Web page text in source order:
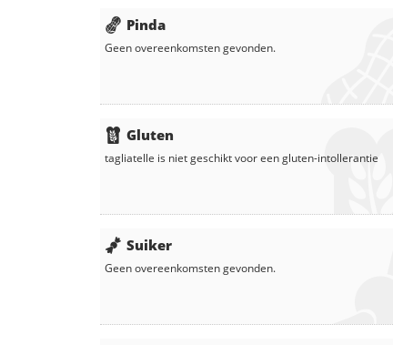
Pinda
Geen overeenkomsten gevonden.
Gluten
tagliatelle is niet geschikt voor een gluten-intollerantie
Suiker
Geen overeenkomsten gevonden.